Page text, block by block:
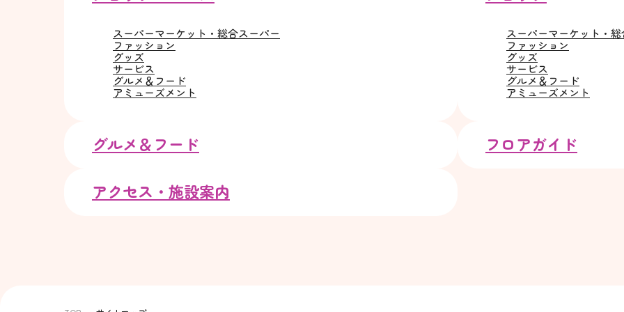
スーパーマーケット・総合スーパー
ファッション
グッズ
サービス
グルメ＆フード
アミューズメント
スーパーマーケット・総
ファッション
グッズ
サービス
グルメ＆フード
アミューズメント
グルメ＆フード フロアガイド
アクセス・施設案内